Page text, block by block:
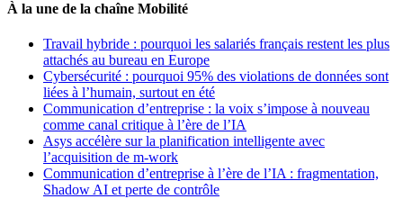
À la une de la chaîne Mobilité
Travail hybride : pourquoi les salariés français restent les plus
attachés au bureau en Europe
Cybersécurité : pourquoi 95% des violations de données sont
liées à l’humain, surtout en été
Communication d’entreprise : la voix s’impose à nouveau
comme canal critique à l’ère de l’IA
Asys accélère sur la planification intelligente avec
l’acquisition de m-work
Communication d’entreprise à l’ère de l’IA : fragmentation,
Shadow AI et perte de contrôle